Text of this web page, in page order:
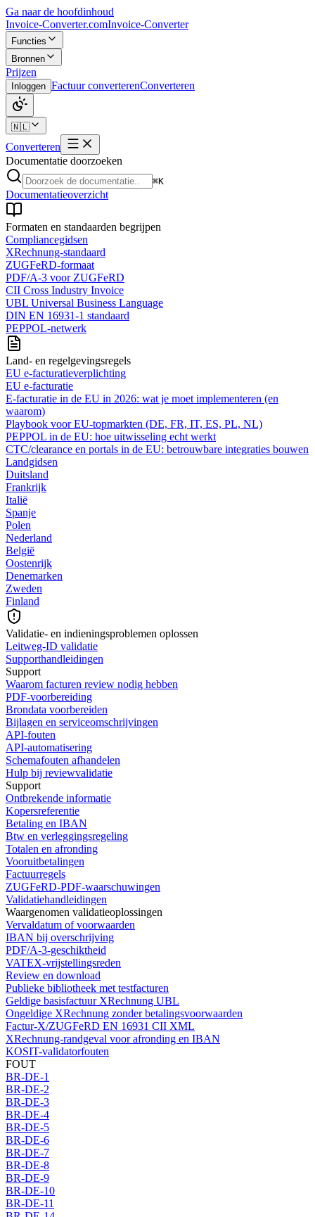
Ga naar de hoofdinhoud
Invoice-Converter.comInvoice-Converter
Functies
Bronnen
Prijzen
Inloggen Factuur converterenConverteren
🇳🇱
Converteren
Documentatie doorzoeken
⌘K
Documentatieoverzicht
Formaten en standaarden begrijpen
Compliancegidsen
XRechnung-standaard
ZUGFeRD-formaat
PDF/A-3 voor ZUGFeRD
CII Cross Industry Invoice
UBL Universal Business Language
DIN EN 16931-1 standaard
PEPPOL-netwerk
Land- en regelgevingsregels
EU e-facturatieverplichting
EU e-facturatie
E‑facturatie in de EU in 2026: wat je moet implementeren (en
waarom)
Playbook voor EU-topmarkten (DE, FR, IT, ES, PL, NL)
PEPPOL in de EU: hoe uitwisseling echt werkt
CTC/clearance en portals in de EU: betrouwbare integraties bouwen
Landgidsen
Duitsland
Frankrijk
Italië
Spanje
Polen
Nederland
België
Oostenrijk
Denemarken
Zweden
Finland
Validatie- en indieningsproblemen oplossen
Leitweg-ID validatie
Supporthandleidingen
Support
Waarom facturen review nodig hebben
PDF-voorbereiding
Brondata voorbereiden
Bijlagen en serviceomschrijvingen
API-fouten
API-automatisering
Schemafouten afhandelen
Hulp bij reviewvalidatie
Support
Ontbrekende informatie
Kopersreferentie
Betaling en IBAN
Btw en verleggingsregeling
Totalen en afronding
Vooruitbetalingen
Factuurregels
ZUGFeRD-PDF-waarschuwingen
Validatiehandleidingen
Waargenomen validatieoplossingen
Vervaldatum of voorwaarden
IBAN bij overschrijving
PDF/A-3-geschiktheid
VATEX-vrijstellingsreden
Review en download
Publieke bibliotheek met testfacturen
Geldige basisfactuur XRechnung UBL
Ongeldige XRechnung zonder betalingsvoorwaarden
Factur-X/ZUGFeRD EN 16931 CII XML
XRechnung-randgeval voor afronding en IBAN
KOSIT-validatorfouten
FOUT
BR-DE-1
BR-DE-2
BR-DE-3
BR-DE-4
BR-DE-5
BR-DE-6
BR-DE-7
BR-DE-8
BR-DE-9
BR-DE-10
BR-DE-11